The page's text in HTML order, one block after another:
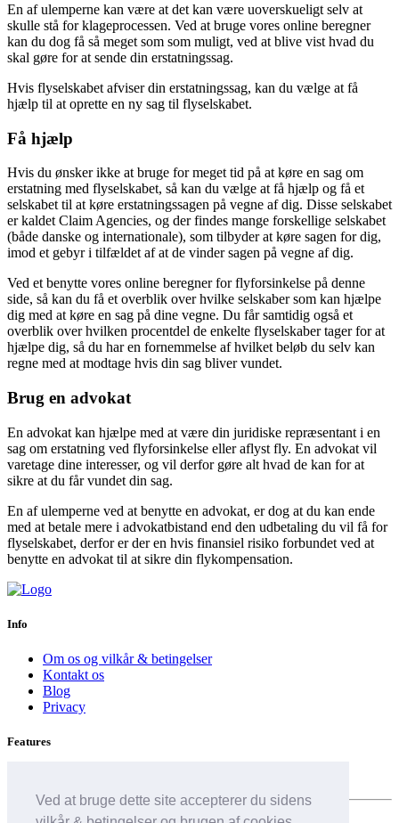
Ved at bruge dette site accepterer du sidens
En af ulemperne kan være at det kan være uoverskueligt selv at
skulle stå for klageprocessen. Ved at bruge vores online beregner
kan du dog få så meget som som muligt, ved at blive vist hvad du
skal gøre for at sende din erstatningssag.
Hvis flyselskabet afviser din erstatningssag, kan du vælge at få
hjælp til at oprette en ny sag til flyselskabet.
Få hjælp
Hvis du ønsker ikke at bruge for meget tid på at køre en sag om
erstatning med flyselskabet, så kan du vælge at få hjælp og få et
selskabet til at køre erstatningssagen på vegne af dig. Disse selskabet
er kaldet Claim Agencies, og der findes mange forskellige selskabet
(både danske og internationale), som tilbyder at køre sagen for dig,
imod et gebyr i tilfældet af at de vinder sagen på vegne af dig.
Ved et benytte vores online beregner for flyforsinkelse på denne
side, så kan du få et overblik over hvilke selskaber som kan hjælpe
dig med at køre en sag på dine vegne. Du får samtidig også et
overblik over hvilken procentdel de enkelte flyselskaber tager for at
hjælpe dig, så du har en fornemmelse af hvilket beløb du selv kan
regne med at modtage hvis din sag bliver vundet.
Brug en advokat
En advokat kan hjælpe med at være din juridiske repræsentant i en
sag om erstatning ved flyforsinkelse eller aflyst fly. En advokat vil
varetage dine interesser, og vil derfor gøre alt hvad de kan for at
sikre at du får vundet din sag.
En af ulemperne ved at benytte en advokat, er dog at du kan ende
med at betale mere i advokatbistand end den udbetaling du vil få for
flyselskabet, derfor er der en hvis finansiel risiko forbundet ved at
benytte en advokat til at sikre din flykompensation.
Info
Om os og vilkår & betingelser
Kontakt os
Blog
Privacy
Features